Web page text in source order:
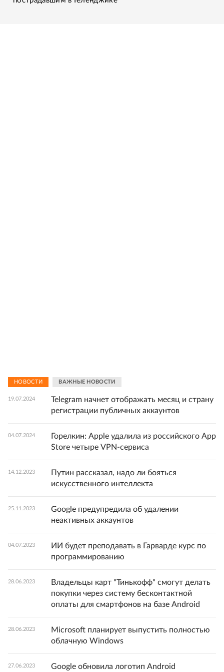
НОВОСТИ ВАЖНЫЕ НОВОСТИ
19.07.2024
Telegram начнет отображать месяц и страну
регистрации публичных аккаунтов
04.07.2024
Горелкин: Apple удалила из российского App
Store четыре VPN-сервиса
14.12.2023
Путин рассказал, надо ли бояться
искусственного интеллекта
25.11.2023
Google предупредила об удалении
неактивных аккаунтов
04.07.2023
ИИ будет преподавать в Гарварде курс по
программированию
28.06.2023
Владельцы карт "Тинькофф" смогут делать
покупки через систему бесконтактной
оплаты для смартфонов на базе Android
28.06.2023
Microsoft планирует выпустить полностью
облачную Windows
27.06.2023 Google обновила логотип Android